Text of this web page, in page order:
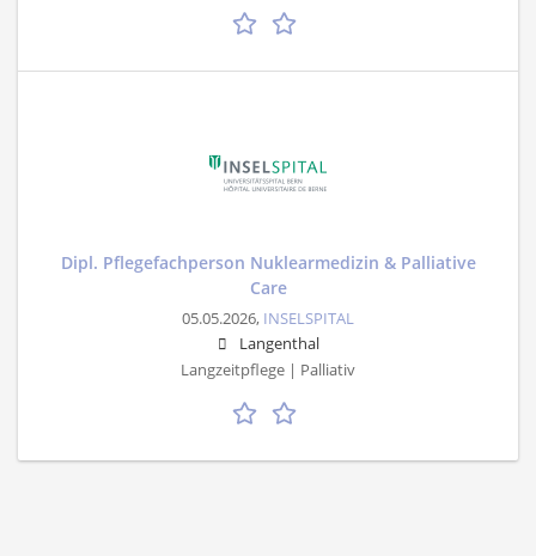
Dipl. Pflegefachperson Nuklearmedizin & Palliative
Care
05.05.2026, INSELSPITAL
Langenthal
Langzeitpflege | Palliativ